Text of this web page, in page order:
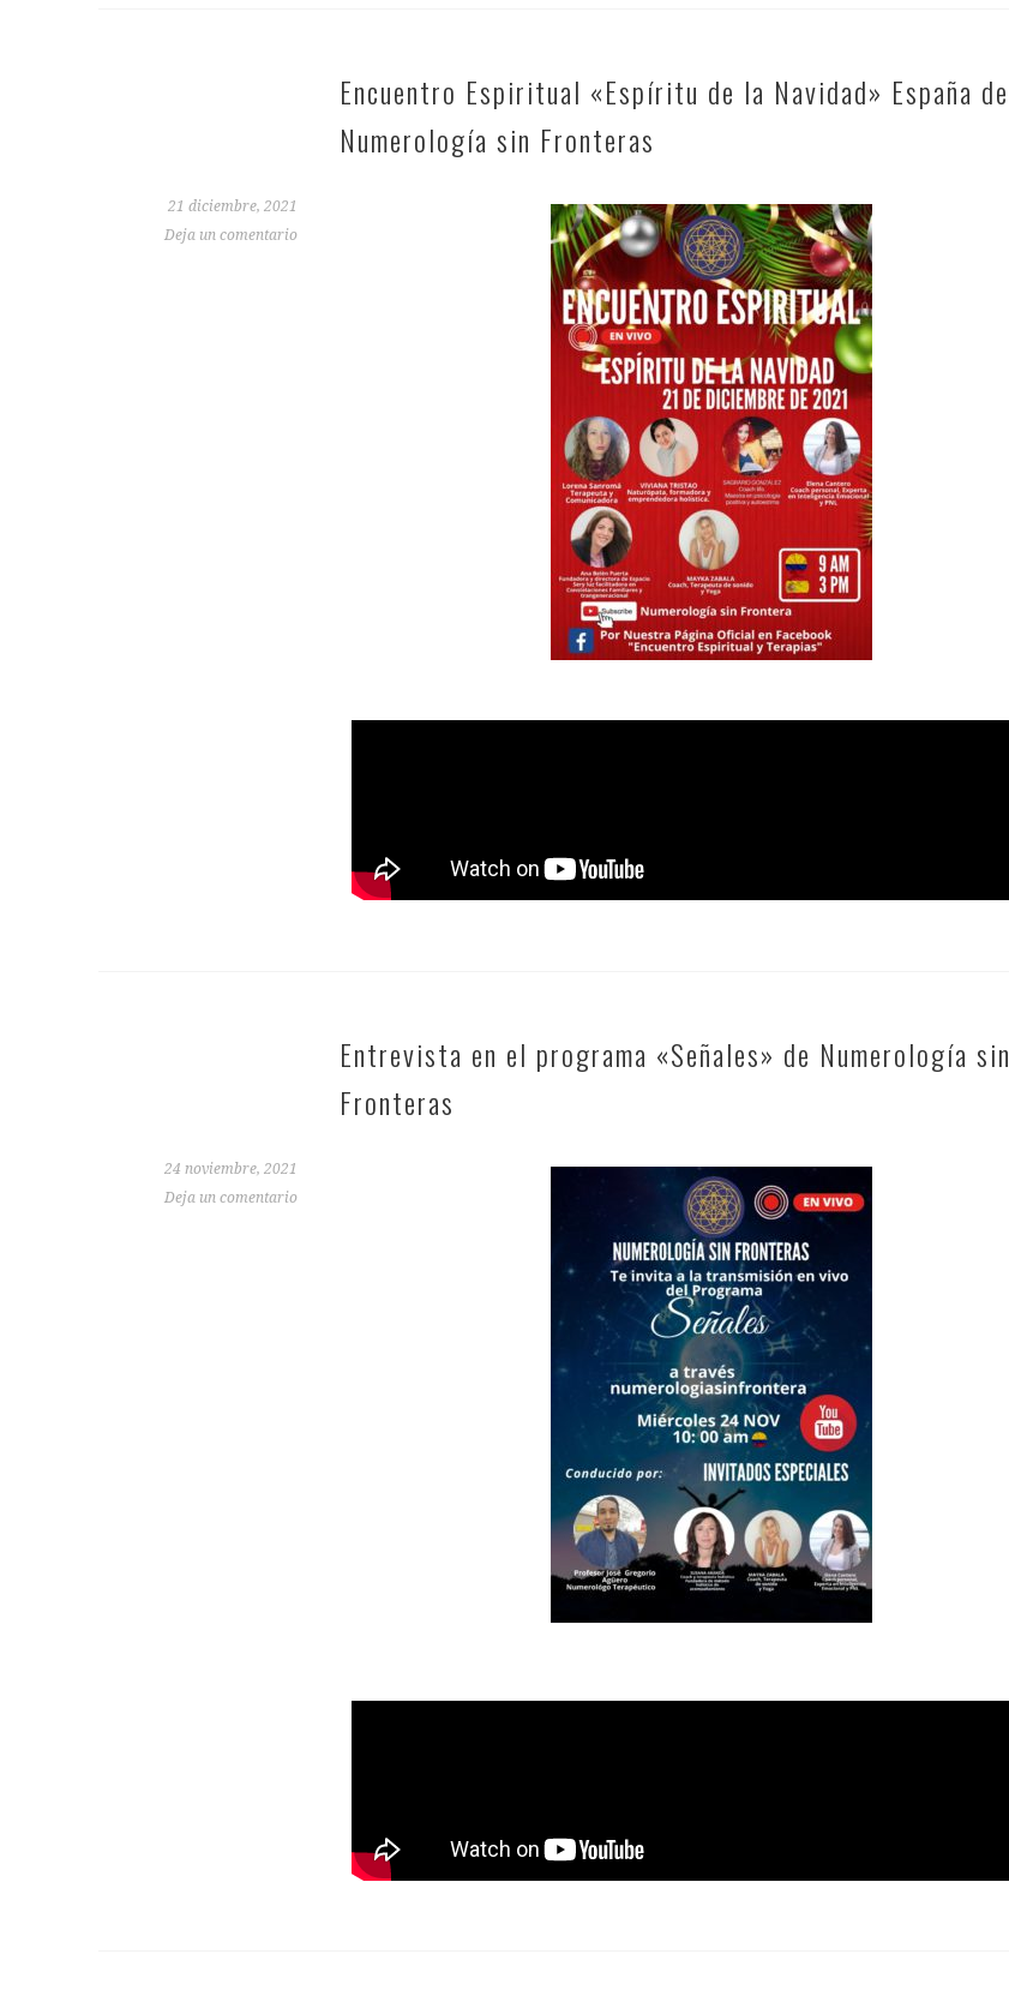
Encuentro Espiritual «Espíritu de la Navidad» España de
Numerología sin Fronteras
21 diciembre, 2021
Deja un comentario
Entrevista en el programa «Señales» de Numerología sin
Fronteras
24 noviembre, 2021
Deja un comentario